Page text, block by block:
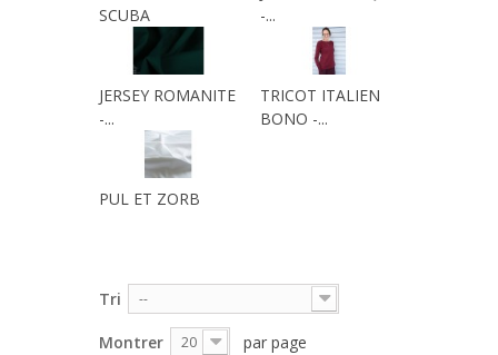
SCUBA
-...
JERSEY ROMANITE
-...
TRICOT ITALIEN
BONO -...
PUL ET ZORB
Tri --
Montrer 20 par page